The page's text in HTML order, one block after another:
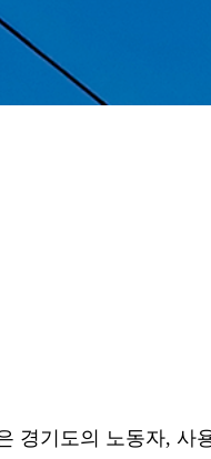
경기도의 노동자,